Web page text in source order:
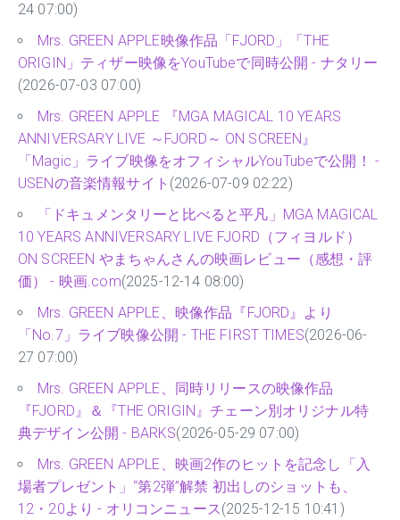
24 07:00)
Mrs. GREEN APPLE映像作品「FJORD」「THE
ORIGIN」ティザー映像をYouTubeで同時公開 - ナタリー
(2026-07-03 07:00)
Mrs. GREEN APPLE 『MGA MAGICAL 10 YEARS
ANNIVERSARY LIVE ～FJORD～ ON SCREEN』
「Magic」ライブ映像をオフィシャルYouTubeで公開！ -
USENの音楽情報サイト (2026-07-09 02:22)
「ドキュメンタリーと比べると平凡」MGA MAGICAL
10 YEARS ANNIVERSARY LIVE FJORD（フィヨルド）
ON SCREEN やまちゃんさんの映画レビュー（感想・評
価） - 映画.com(2025-12-14 08:00)
Mrs. GREEN APPLE、映像作品『FJORD』より
「No.7」ライブ映像公開 - THE FIRST TIMES(2026-06-
27 07:00)
Mrs. GREEN APPLE、同時リリースの映像作品
『FJORD』＆『THE ORIGIN』チェーン別オリジナル特
典デザイン公開 - BARKS(2026-05-29 07:00)
Mrs. GREEN APPLE、映画2作のヒットを記念し「入
場者プレゼント」“第2弾”解禁 初出しのショットも、
12・20より - オリコンニュース(2025-12-15 10:41)